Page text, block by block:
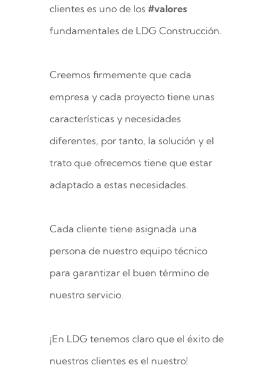
clientes es uno de los #valores
fundamentales de LDG Construcción.
Creemos firmemente que cada
empresa y cada proyecto tiene unas
características y necesidades
diferentes, por tanto, la solución y el
trato que ofrecemos tiene que estar
adaptado a estas necesidades.
Cada cliente tiene asignada una
persona de nuestro equipo técnico
para garantizar el buen término de
nuestro servicio.
¡En LDG tenemos claro que el éxito de
nuestros clientes es el nuestro!